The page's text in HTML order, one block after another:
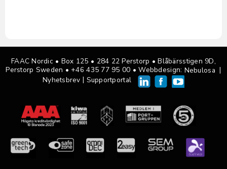
FAAC Nordic • Box 125 • 284 22 Perstorp • Blåbärsstigen 9D,
Perstorp Sweden • +46 435 77 95 00 • Webbdesign: Nebulosa |
Nyhetsbrev | Supportportal